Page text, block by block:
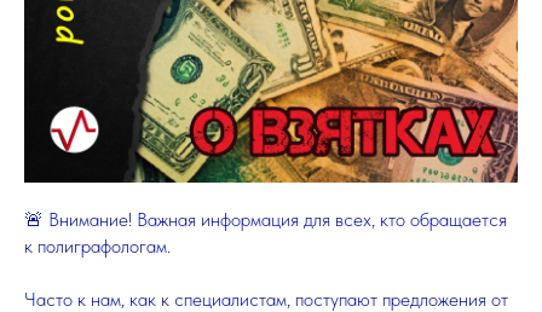
🚨 Внимание! Важная информация для всех, кто обращается
к полиграфологам.
Часто к нам, как к специалистам, поступают предложения от